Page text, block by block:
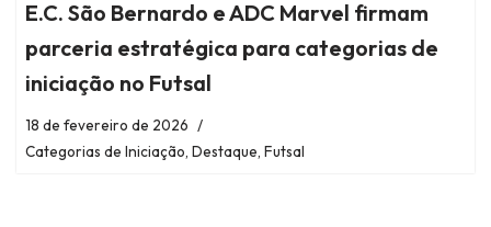
E.C. São Bernardo e ADC Marvel firmam
parceria estratégica para categorias de
iniciação no Futsal
18 de fevereiro de 2026
Categorias de Iniciação, Destaque, Futsal